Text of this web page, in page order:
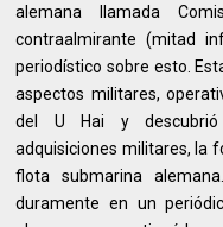
alemana llamada
contraalmirante (mitad
periodístico sobre esto.
aspectos militares,
del U Hai y descubrió
adquisiciones militares, la
flota submarina
duramente en un